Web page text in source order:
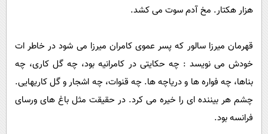
هزار هکتار. مخ آدم سوت می کشد.
قهرمان میرزا سالور که پسر عموی کامران میرزا می شود در خاطر ات
خودش می نویسد : چه حکایتی در کامرانیه بود، چه گل کاری، چه
بناها، چه فواره ها و دریاچه ها. چه قنوات، چه اشجار و گل کاریهایی.
چشم هر بیننده ای را خیره می کرد. در حقیقت مثل باغ های ورسای
فرانسه بود.